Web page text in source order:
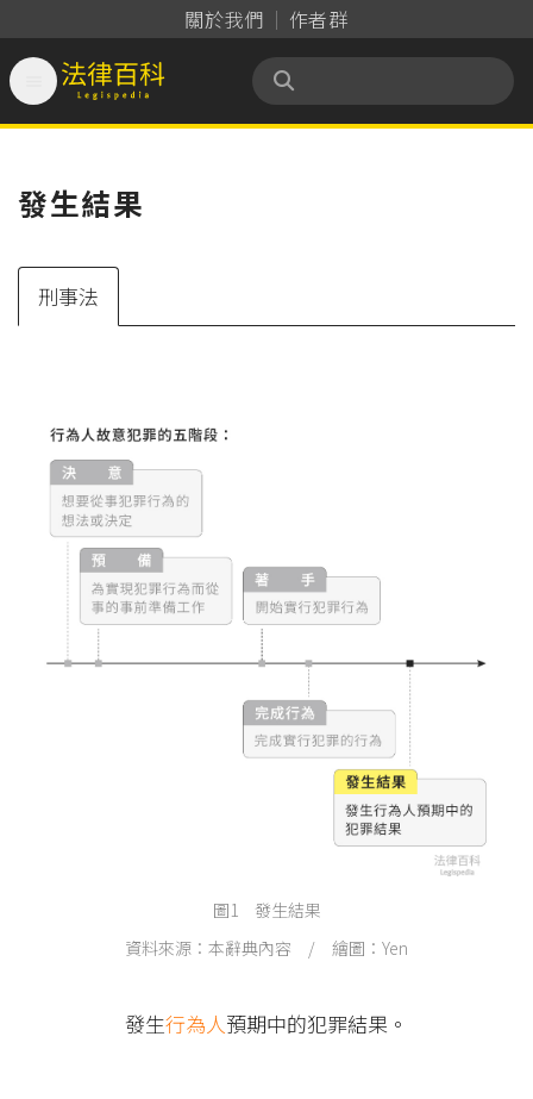
關於我們 作者群
法律百科 Legispedia
發生結果
刑事法
圖1 發生結果
資料來源：本辭典內容 / 繪圖：Yen
發生行為人預期中的犯罪結果。